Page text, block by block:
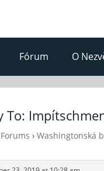
Fórum O
To:
Forums › Washingtonská